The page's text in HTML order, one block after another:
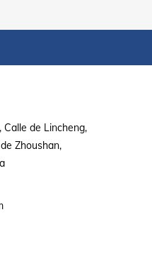
Calle de Lincheng,
Zhoushan,